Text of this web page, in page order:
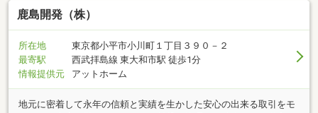
鹿島開発（株）
所在地
東京都小平市小川町１丁目３９０－２
最寄駅
西武拝島線 東大和市駅 徒歩1分
情報提供元
アットホーム
地元に密着して永年の信頼と実績を生かした安心の出来る取引をモ